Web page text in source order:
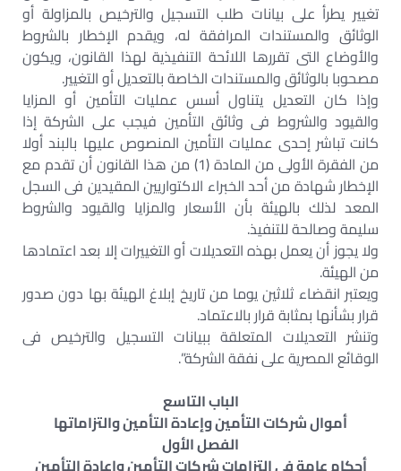
تغيير يطرأ على بيانات طلب التسجيل والترخيص بالمزاولة أو
الوثائق والمستندات المرافقة له، ويقدم الإخطار بالشروط
والأوضاع التى تقررها اللائحة التنفيذية لهذا القانون، ويكون
مصحوبا بالوثائق والمستندات الخاصة بالتعديل أو التغيير.
وإذا كان التعديل يتناول أسس عمليات التأمين أو المزايا
والقيود والشروط فى وثائق التأمين فيجب على الشركة إذا
كانت تباشر إحدى عمليات التأمين المنصوص عليها بالبند أولا
من الفقرة الأولى من المادة (1) من هذا القانون أن تقدم مع
الإخطار شهادة من أحد الخبراء الاكتواريين المقيدين فى السجل
المعد لذلك بالهيئة بأن الأسعار والمزايا والقيود والشروط
سليمة وصالحة للتنفيذ.
ولا يجوز أن يعمل بهذه التعديلات أو التغييرات إلا بعد اعتمادها
من الهيئة.
ويعتبر انقضاء ثلاثين يوما من تاريخ إبلاغ الهيئة بها دون صدور
قرار بشأنها بمثابة قرار بالاعتماد.
وتنشر التعديلات المتعلقة ببيانات التسجيل والترخيص فى
الوقائع المصرية على نفقة الشركة”.
الباب التاسع
أموال شركات التأمين وإعادة التأمين والتزاماتها
الفصل الأول
أحكام عامة فى التزامات شركات التأمين وإعادة التأمين